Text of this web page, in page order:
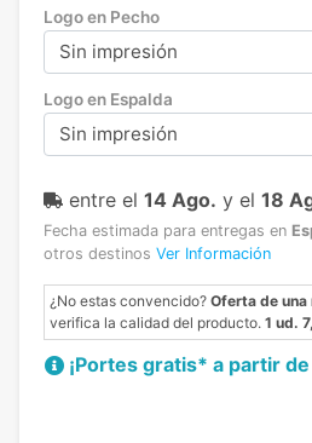
Logo en Pecho
Sin impresión
Logo en Espalda
Sin impresión
entre el 14 Ago. y el 18
Fecha estimada para entregas en
otros destinos Ver Información
¿No estas convencido? Oferta de una
verifica la calidad del producto. 1 ud.
¡Portes gratis* a partir